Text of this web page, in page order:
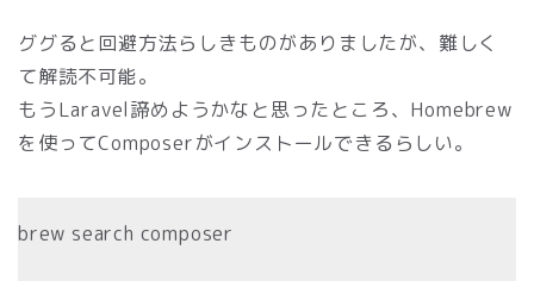
ググると回避方法らしきものがありましたが、難しく
て解読不可能。
もうLaravel諦めようかなと思ったところ、Homebrew
を使ってComposerがインストールできるらしい。
brew search composer